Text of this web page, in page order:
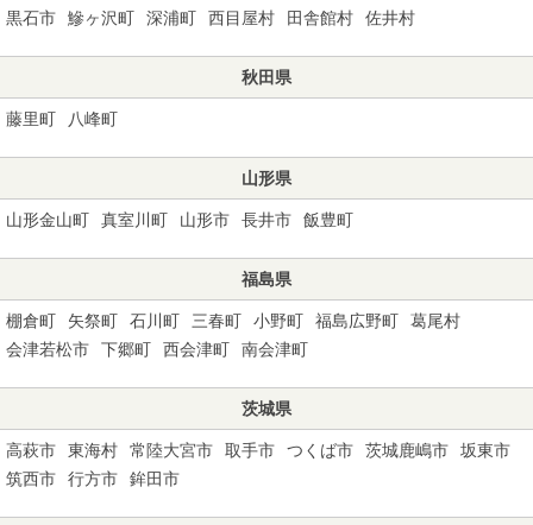
黒石市
鰺ヶ沢町 深浦町 西目屋村 田舎館村 佐井村
秋田県
藤里町 八峰町
山形県
山形金山町 真室川町 山形市 長井市 飯豊町
福島県
棚倉町 矢祭町 石川町 三春町 小野町 福島広野町
葛尾村
会津若松市
下郷町 西会津町 南会津町
茨城県
高萩市 東海村 常陸大宮市 取手市 つくば市 茨城鹿嶋市
坂東市
筑西市
行方市 鉾田市